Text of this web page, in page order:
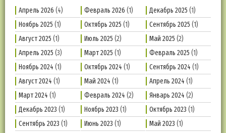
Апрель 2026 (4) Февраль 2026 (1) Декабрь 2025 (1)
Ноябрь 2025 (1) Октябрь 2025 (1) Сентябрь 2025 (1)
Август 2025 (1) Июль 2025 (2) Май 2025 (2)
Апрель 2025 (3) Март 2025 (1) Февраль 2025 (1)
Ноябрь 2024 (1) Октябрь 2024 (1) Сентябрь 2024 (1)
Август 2024 (1) Май 2024 (1) Апрель 2024 (1)
Март 2024 (1) Февраль 2024 (2) Январь 2024 (2)
Декабрь 2023 (1) Ноябрь 2023 (1) Октябрь 2023 (1)
Сентябрь 2023 (1) Июнь 2023 (1) Май 2023 (1)